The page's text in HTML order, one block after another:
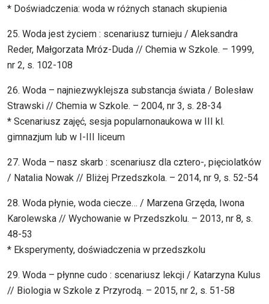
* Doświadczenia: woda w różnych stanach skupienia
25. Woda jest życiem : scenariusz turnieju / Aleksandra
Reder, Małgorzata Mróz-Duda // Chemia w Szkole. – 1999,
nr 2, s. 102-108
26. Woda – najniezwyklejsza substancja świata / Bolesław
Strawski // Chemia w Szkole. – 2004, nr 3, s. 28-34
* Scenariusz zajęć, sesja popularnonaukowa w III kl.
gimnazjum lub w I-III liceum
27. Woda – nasz skarb : scenariusz dla cztero-, pięciolatków
/ Natalia Nowak // Bliżej Przedszkola. – 2014, nr 9, s. 52-54
28. Woda płynie, woda ciecze… / Marzena Grzęda, Iwona
Karolewska // Wychowanie w Przedszkolu. – 2013, nr 8, s.
48-53
* Eksperymenty, doświadczenia w przedszkolu
29. Woda – płynne cudo : scenariusz lekcji / Katarzyna Kulus
// Biologia w Szkole z Przyrodą. – 2015, nr 2, s. 51-58